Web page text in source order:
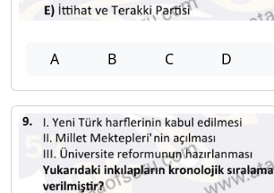
A B C D